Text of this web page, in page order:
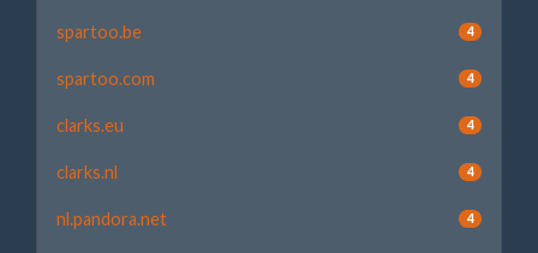
spartoo.be 4
spartoo.com 4
clarks.eu 4
clarks.nl 4
nl.pandora.net 4